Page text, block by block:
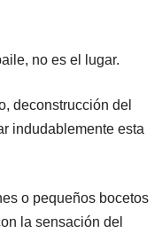
no es el lugar.
deconstrucción del
indudablemente esta
o pequeños bocetos
la sensación del